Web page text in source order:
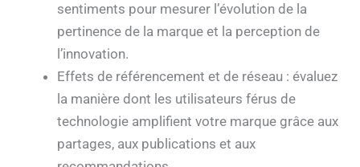
sentiments pour mesurer l’évolution de la
pertinence de la marque et la perception de
l’innovation.
Effets de référencement et de réseau : évaluez
la manière dont les utilisateurs férus de
technologie amplifient votre marque grâce aux
partages, aux publications et aux